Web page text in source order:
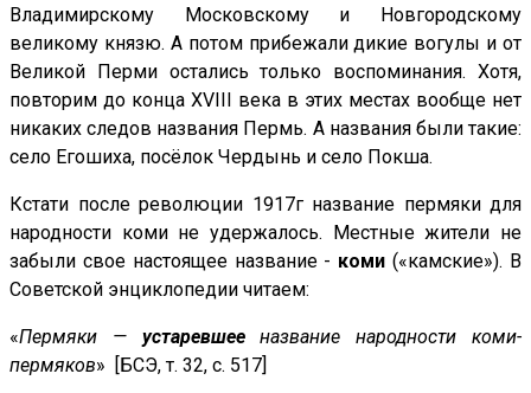
Владимирскому Московскому и Новгородскому
великому князю. А потом прибежали дикие вогулы и от
Великой Перми остались только воспоминания. Хотя,
повторим до конца XVIII века в этих местах вообще нет
никаких следов названия Пермь. А названия были такие:
село Егошиха, посёлок Чердынь и село Покша.
Кстати после революции 1917г название пермяки для
народности коми не удержалось. Местные жители не
забыли свое настоящее название - коми («камские»). В
Советской энциклопедии читаем:
«Пермяки — устаревшееназвание народности коми-
пермяков» [БСЭ, т. 32, с. 517]